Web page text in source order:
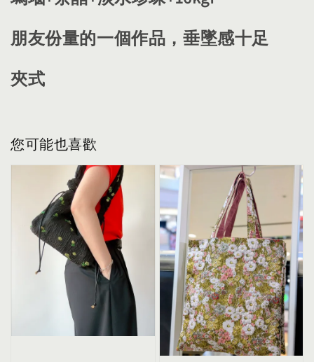
朋友份量的一個作品，垂墜感十足
夾式
您可能也喜歡